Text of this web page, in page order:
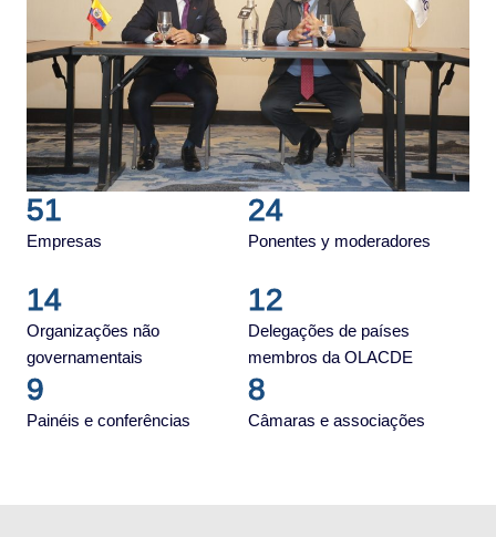
Empresas
51
Ponentes y moderadores
24
Organizações não
governamentais
14
Delegações de países
membros da OLACDE
12
Painéis e conferências
9
Câmaras e associações
8